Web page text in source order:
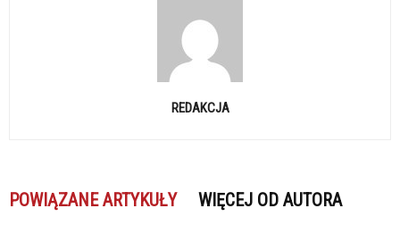
REDAKCJA
POWIĄZANE ARTYKUŁY WIĘCEJ OD AUTORA